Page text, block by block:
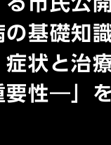
の基礎知
症状と治
要性―」